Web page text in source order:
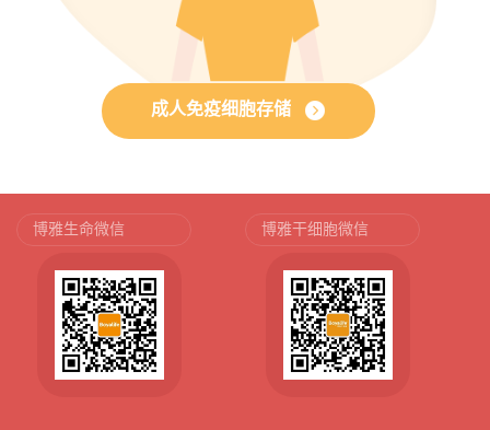
成人免疫细胞存储
博雅生命微信 博雅干细胞微信